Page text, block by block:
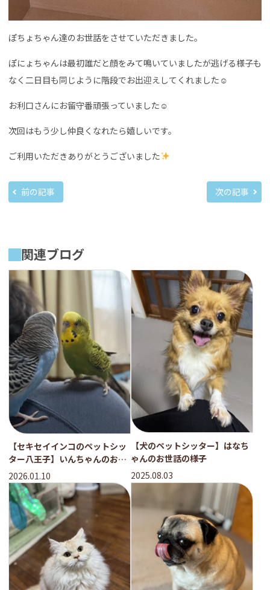
ぽちょちゃん達のお世話をさせていただきました。
ぽにょちゃんは最初誰だと顔をみて鳴いていましたが逃げる様子も
なく二日目も同じように階段でお出迎えしてくれました☺︎
お利口さんにお留守番頑張っていました☺︎
次回はもう少し仲良くなれたら嬉しいです。
ご利用いただきありがとうございました
前の記事 次の記事
関連ブログ
【セキセイインコのペットシッ
ター八王子】いんちゃんのお世
話の様子
2026.01.10
【犬のペットシッター】はなち
ゃんのお世話の様子
2025.08.03